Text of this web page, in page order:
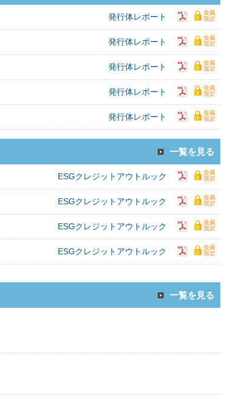
発行体レポート
発行体レポート
発行体レポート
発行体レポート
発行体レポート
一覧を見る
ESGクレジットアウトルック
ESGクレジットアウトルック
ESGクレジットアウトルック
ESGクレジットアウトルック
一覧を見る